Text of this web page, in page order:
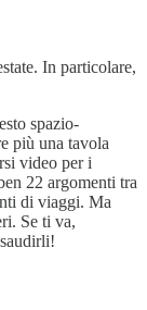
In particolare,
spazio-
più una tavola
video per i
22 argomenti tra
di viaggi. Ma
Se ti va,